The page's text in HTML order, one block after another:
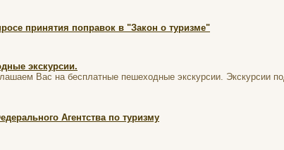
принятия поправок в "Закон о туризме"
экскурсии.
Вас на бесплатные пешеходные экскурсии. Экскурсии
Агентства по туризму